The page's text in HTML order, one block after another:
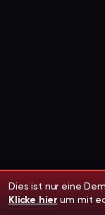
Dies ist nur eine
Klicke hier um mit